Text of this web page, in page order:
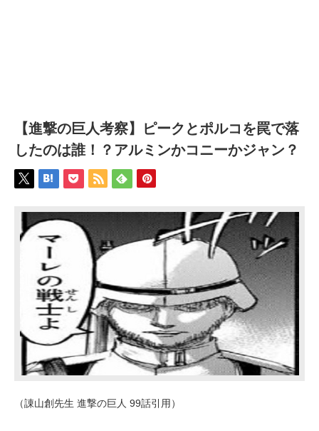
【進撃の巨人考察】ピークとポルコを罠で落
したのは誰！？アルミンかコニーかジャン？
（諌山創先生 進撃の巨人 99話引用）